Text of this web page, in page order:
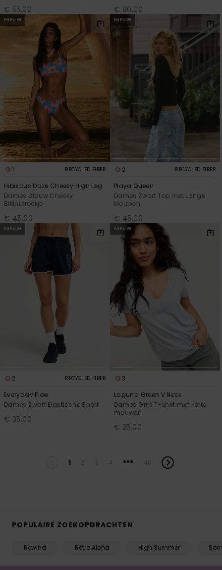
€ 55,00 € 80,00
NIEUW
1 RECYCLED FIBER
Hibiscus Daze Cheeky High Leg
Dames Blauw Cheeky
Bikinibroekje
€ 45,00
NIEUW
2 RECYCLED FIBER
Playa Queen
Dames Zwart Top met Lange
Mouwen
€ 45,00
NIEUW
2 RECYCLED FIBER
Everyday Flow
Dames Zwart Elastische Short
€ 35,00
NIEUW
3
Laguna Green V Neck
Dames Grijs T-shirt met korte
mouwen
€ 25,00
1 ...
POPULAIRE ZOEKOPDRACHTEN
Rewind Retro Aloha High Summer